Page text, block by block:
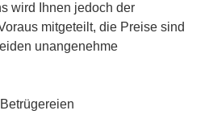
wird Ihnen jedoch der
mitgeteilt, die Preise sind
unangenehme